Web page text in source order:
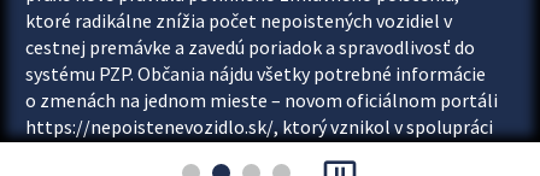
ktoré radikálne znížia počet nepoistených vozidiel v
cestnej premávke a zavedú poriadok a spravodlivosť do
systému PZP. Občania nájdu všetky potrebné informácie
o zmenách na jednom mieste – novom oficiálnom portáli
https://nepoistenevozidlo.sk/, ktorý vznikol v spolupráci